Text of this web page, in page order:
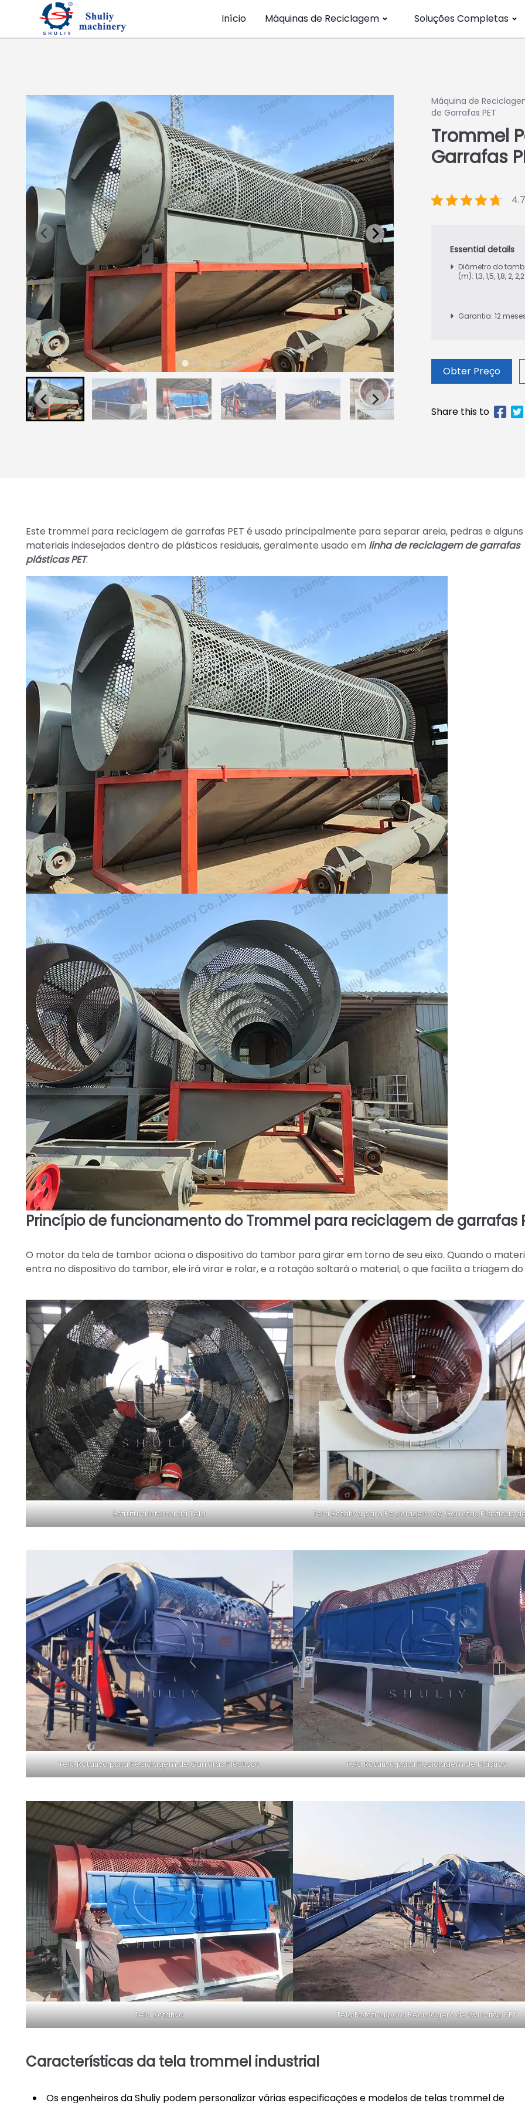
Início Máquinas de Reciclagem Soluções Completas
Máquina de
de Garrafas PET
Trommel
Garrafas
Diâmetro do
(m): 1,3, 1,5, 1,8, 2, 2,2
Garantia: 12
Obter Preço
Este trommel para reciclagem de garrafas PET é usado principalmente para separar areia, pedras e alguns
materiais indesejados dentro de plásticos residuais, geralmente usado em linha de reciclagem de garrafas
plásticas PET.
Princípio de funcionamento do Trommel para reciclagem de garrafas
O motor da tela de tambor aciona o dispositivo do tambor para girar em torno de seu eixo. Quando o
entra no dispositivo do tambor, ele irá virar e rolar, e a rotação soltará o material, o que facilita a triagem do
Estrutura interna da Tela Tela Rotativa para Reciclagem de Garrafas Plásticas
Tela Rotativa para Reciclagem de Garrafas Plásticas Tela Rotativa para Reciclagem de Plástico
Tela Rotativa Tela Rotativa para Reciclagem de Garrafas PET
Características da tela trommel industrial
Os engenheiros da Shuliy podem personalizar várias especificações e modelos de telas trommel de